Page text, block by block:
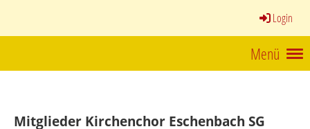
Login
Menü
Mitglieder Kirchenchor Eschenbach SG